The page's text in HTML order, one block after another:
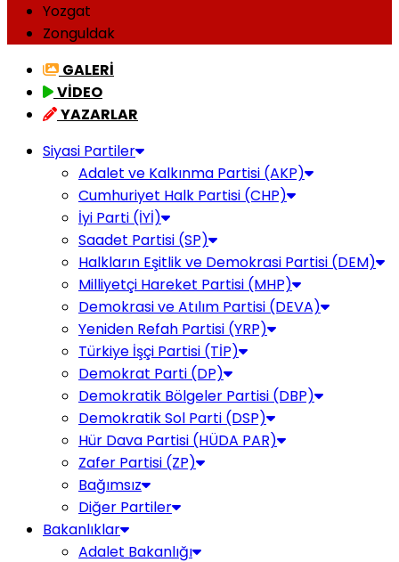
Yozgat
Zonguldak
GALERİ
VİDEO
YAZARLAR
Siyasi Partiler
Adalet ve Kalkınma Partisi (AKP)
Cumhuriyet Halk Partisi (CHP)
İyi Parti (İYİ)
Saadet Partisi (SP)
Halkların Eşitlik ve Demokrasi Partisi (DEM)
Milliyetçi Hareket Partisi (MHP)
Demokrasi ve Atılım Partisi (DEVA)
Yeniden Refah Partisi (YRP)
Türkiye İşçi Partisi (TİP)
Demokrat Parti (DP)
Demokratik Bölgeler Partisi (DBP)
Demokratik Sol Parti (DSP)
Hür Dava Partisi (HÜDA PAR)
Zafer Partisi (ZP)
Bağımsız
Diğer Partiler
Bakanlıklar
Adalet Bakanlığı